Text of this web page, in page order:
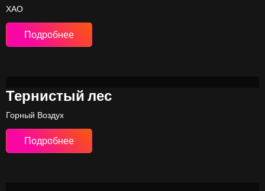
ХАО
Подробнее
Тернистый лес
Горный Воздух
Подробнее